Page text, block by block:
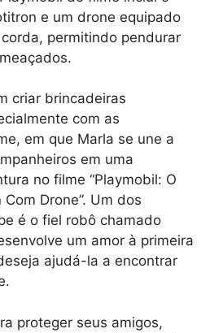
e um drone equipado
permitindo pendurar
criar brincadeiras
com as
em que Marla se une a
em uma
no filme “Playmobil: O
Drone”. Um dos
é o fiel robô chamado
um amor à primeira
ajudá-la a encontrar
proteger seus amigos,